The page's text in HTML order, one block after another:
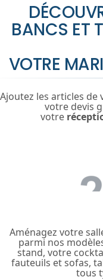
BANCS ET
VOTRE
Ajoutez les articles de
votre devis
votre
Aménagez votre
parmi nos
stand, votre
fauteuils et sofas,
tous